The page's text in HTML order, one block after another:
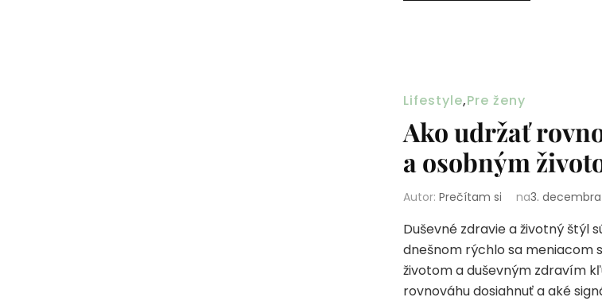
Lifestyle,Pre ženy
Ako udržať
a osobným
Autor: Prečítam si na3.
Duševné zdravie a životný štýl
dnešnom rýchlo sa meniacom
životom a duševným zdravím
rovnováhu dosiahnuť a aké